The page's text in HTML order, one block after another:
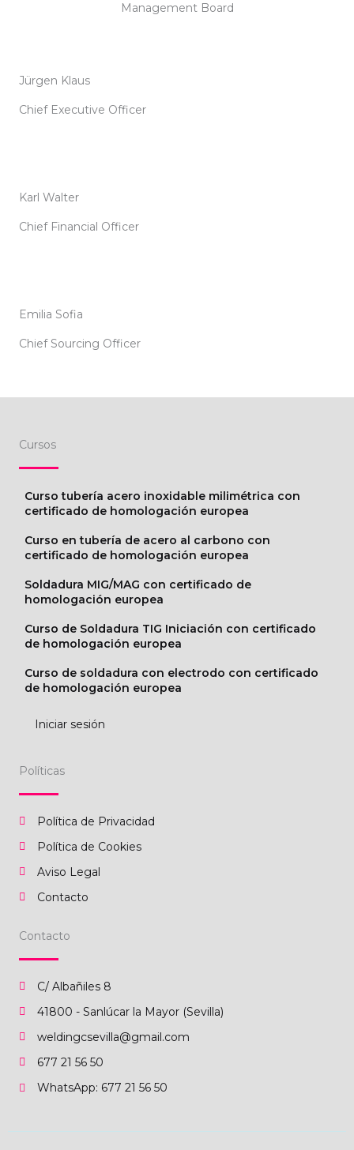
Management Board
Jürgen Klaus
Chief Executive Officer
Karl Walter
Chief Financial Officer
Emilia Sofia
Chief Sourcing Officer
Cursos
Curso tubería acero inoxidable milimétrica con
certificado de homologación europea
Curso en tubería de acero al carbono con
certificado de homologación europea
Soldadura MIG/MAG con certificado de
homologación europea
Curso de Soldadura TIG Iniciación con certificado
de homologación europea
Curso de soldadura con electrodo con certificado
de homologación europea
Iniciar sesión
Políticas
Política de Privacidad
Política de Cookies
Aviso Legal
Contacto
Contacto
C/ Albañiles 8
41800 - Sanlúcar la Mayor (Sevilla)
weldingcsevilla@gmail.com
677 21 56 50
WhatsApp: 677 21 56 50